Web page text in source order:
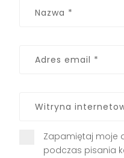
Zapamiętaj moje
podczas pisania